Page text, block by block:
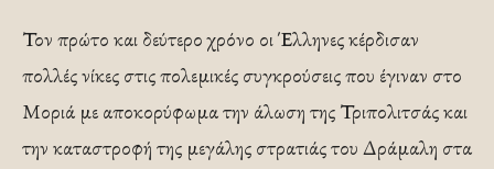
Τον πρώτο και δεύτερο χρόνο οι Έλληνες κέρδισαν
πολλές νίκες στις πολεμικές συγκρούσεις που έγιναν στο
Μοριά με αποκορύφωμα την άλωση της Τριπολιτσάς και
την καταστροφή της μεγάλης στρατιάς του Δράμαλη στα